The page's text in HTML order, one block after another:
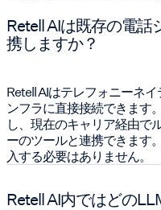
Retell AIは既存の電
携しますか？
Retell AIはテレフォニーネ
ンフラに直接接続できます
し、現在のキャリア経由で
ーのツールと連携できます
入する必要はありません。
Retell AI内ではどの